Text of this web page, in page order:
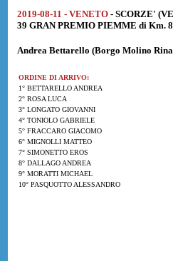
2019-08-11 - VENETO - SCORZE'
39 GRAN PREMIO PIEMME di Km.
Andrea Bettarello (Borgo Molino
ORDINE DI ARRIVO:
1° BETTARELLO ANDREA
2° ROSA LUCA
3° LONGATO GIOVANNI
4° TONIOLO GABRIELE
5° FRACCARO GIACOMO
6° MIGNOLLI MATTEO
7° SIMONETTO EROS
8° DALLAGO ANDREA
9° MORATTI MICHAEL
10° PASQUOTTO ALESSANDRO